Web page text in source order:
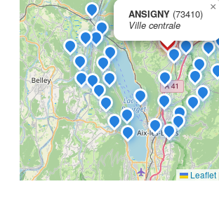
ANSIGNY (73410)
Ville centrale
×
Leaflet